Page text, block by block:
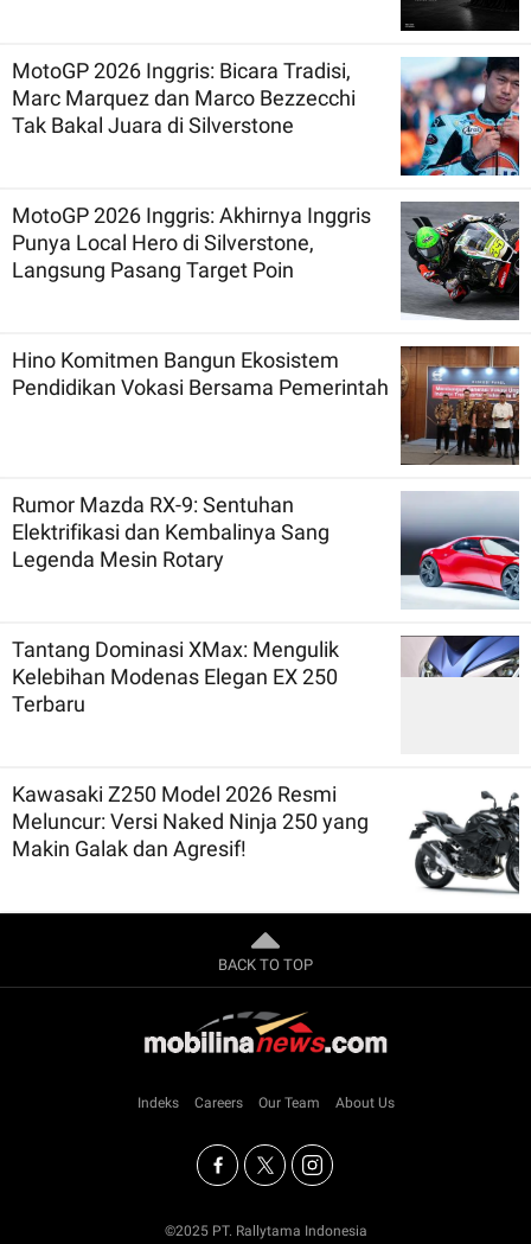
MotoGP 2026 Inggris: Bicara Tradisi,
Marc Marquez dan Marco Bezzecchi
Tak Bakal Juara di Silverstone
MotoGP 2026 Inggris: Akhirnya Inggris
Punya Local Hero di Silverstone,
Langsung Pasang Target Poin
Hino Komitmen Bangun Ekosistem
Pendidikan Vokasi Bersama Pemerintah
Rumor Mazda RX-9: Sentuhan
Elektrifikasi dan Kembalinya Sang
Legenda Mesin Rotary
Tantang Dominasi XMax: Mengulik
Kelebihan Modenas Elegan EX 250
Terbaru
Kawasaki Z250 Model 2026 Resmi
Meluncur: Versi Naked Ninja 250 yang
Makin Galak dan Agresif!
BACK TO TOP
Indeks Careers Our Team About Us
©2025 PT. Rallytama Indonesia